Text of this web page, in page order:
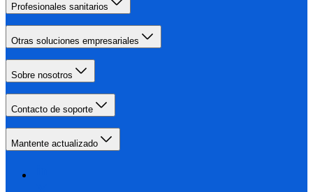
Profesionales sanitarios
Otras soluciones empresariales
Sobre nosotros
Contacto de soporte
Mantente actualizado